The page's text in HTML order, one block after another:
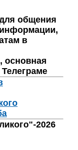
общения
в
основная
2026